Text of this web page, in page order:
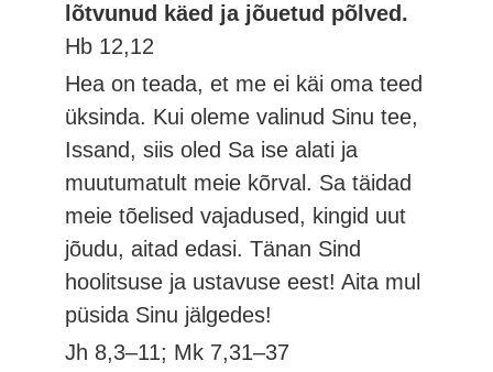
lõtvunud käed ja jõuetud põlved.
Hb 12,12
Hea on teada, et me ei käi oma teed
üksinda. Kui oleme valinud Sinu tee,
Issand, siis oled Sa ise alati ja
muutumatult meie kõrval. Sa täidad
meie tõelised vajadused, kingid uut
jõudu, aitad edasi. Tänan Sind
hoolitsuse ja ustavuse eest! Aita mul
püsida Sinu jälgedes!
Jh 8,3–11; Mk 7,31–37